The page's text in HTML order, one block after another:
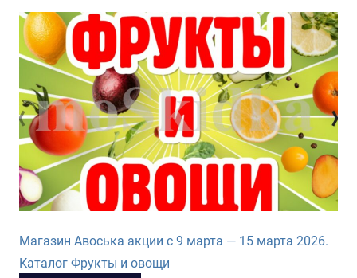
Магазин Авоська акции с 9 марта — 15 марта 2026.
Каталог Фрукты и овощи